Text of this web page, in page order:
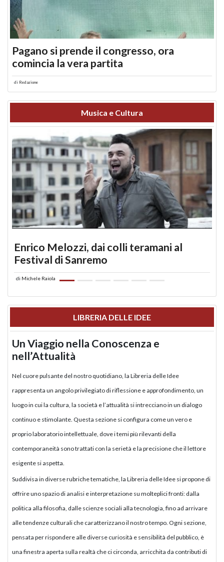
Pagano si prende il congresso, ora
comincia la vera partita
di Redazione
Musica e Cultura
Enrico Melozzi, dai colli teramani al
Festival di Sanremo
di Michele Raiola
LIBRERIA DELLE IDEE
Un Viaggio nella Conoscenza e
nell’Attualità
Nel cuore pulsante del nostro quotidiano, la Libreria delle Idee
rappresenta un angolo privilegiato di riflessione e approfondimento, un
luogo in cui la cultura, la società e l’attualità si intrecciano in un dialogo
continuo e stimolante. Questa sezione si configura come un vero e
proprio laboratorio intellettuale, dove i temi più rilevanti della
contemporaneità sono trattati con la serietà e la precisione che il lettore
esigente si aspetta.
Suddivisa in diverse rubriche tematiche, la Libreria delle Idee si propone di
offrire uno spazio di analisi e interpretazione su molteplici fronti: dalla
politica alla filosofia, dalle scienze sociali alla tecnologia, fino ad arrivare
alle tendenze culturali che caratterizzano il nostro tempo. Ogni sezione,
pensata per rispondere alle diverse curiosità e sensibilità del pubblico, è
una finestra aperta sulla realtà che ci circonda, arricchita da contributi di